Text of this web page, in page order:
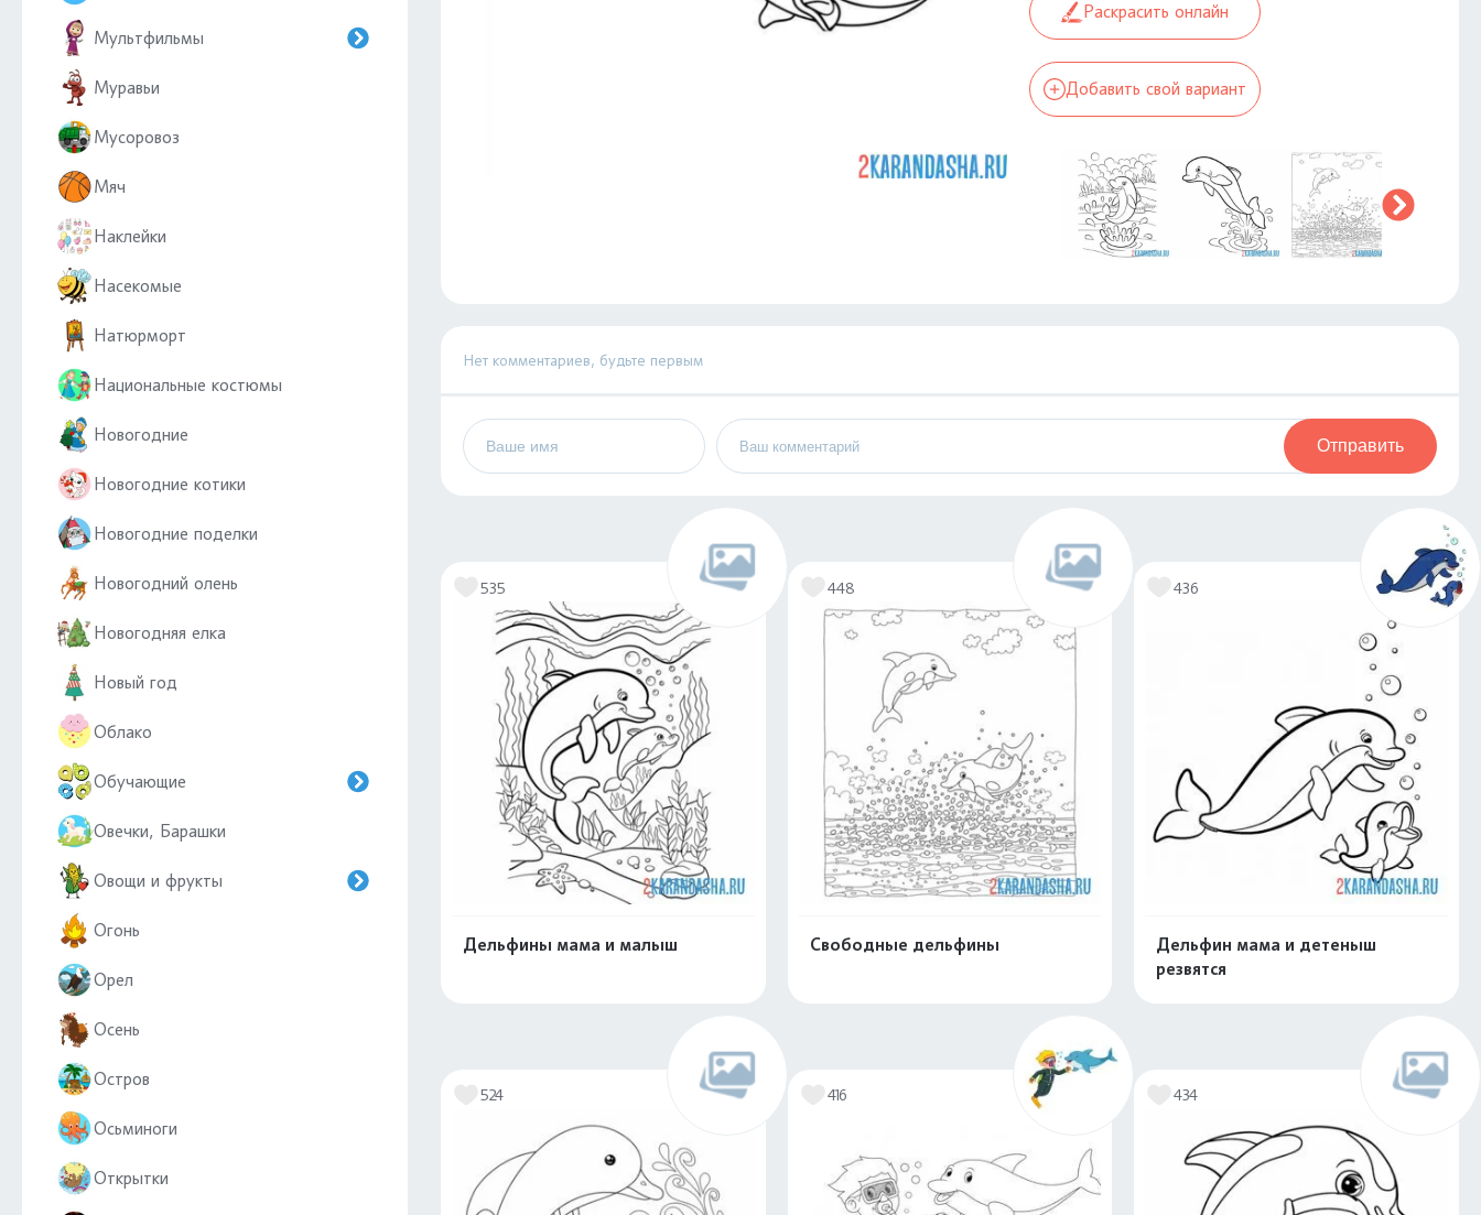
Мультфильмы
Муравьи
Мусоровоз
Мяч
Наклейки
Насекомые
Натюрморт
Национальные костюмы
Новогодние
Новогодние котики
Новогодние поделки
Новогодний олень
Новогодняя елка
Новый год
Облако
Обучающие
Овечки, Барашки
Овощи и фрукты
Огонь
Орел
Осень
Остров
Осьминоги
Открытки
Раскрасить онлайн
Добавить свой вариант
Нет комментариев, будьте первым
Отправить
535
Дельфины мама и малыш
448
Свободные дельфины
436
Дельфин мама и детеныш
резвятся
524 416 434